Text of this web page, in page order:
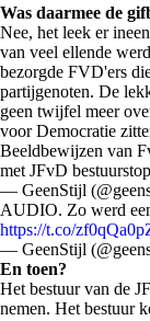
Was daarmee de
Nee, het leek er
van veel ellende
bezorgde FVD'ers
partijgenoten. De
geen twijfel meer
voor Democratie
Beeldbewijzen van
met JFvD bestuurstop
— GeenStijl
AUDIO. Zo werd
https://t.co/
— GeenStijl
En toen?
Het bestuur van de
nemen. Het bestuur